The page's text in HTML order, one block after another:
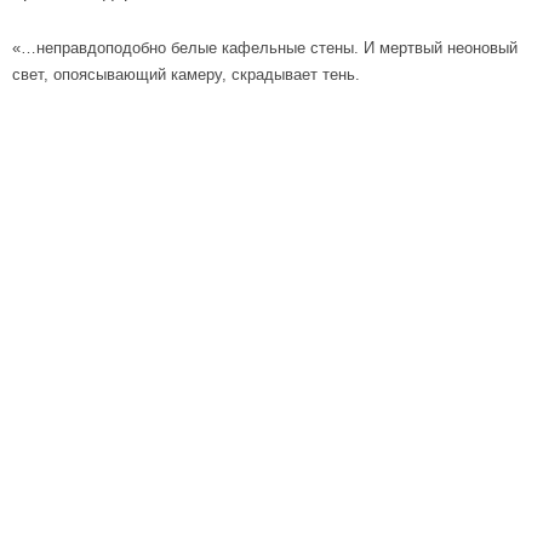
«…неправдоподобно белые кафельные стены. И мертвый неоновый
свет, опоясывающий камеру, скрадывает тень.